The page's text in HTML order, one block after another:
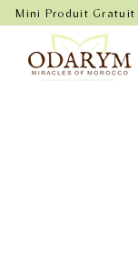
Mini Produit